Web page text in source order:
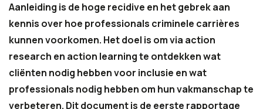
Aanleiding is de hoge recidive en het gebrek aan
kennis over hoe professionals criminele carrières
kunnen voorkomen. Het doel is om via action
research en action learning te ontdekken wat
cliënten nodig hebben voor inclusie en wat
professionals nodig hebben om hun vakmanschap te
verbeteren. Dit document is de eerste rapportage